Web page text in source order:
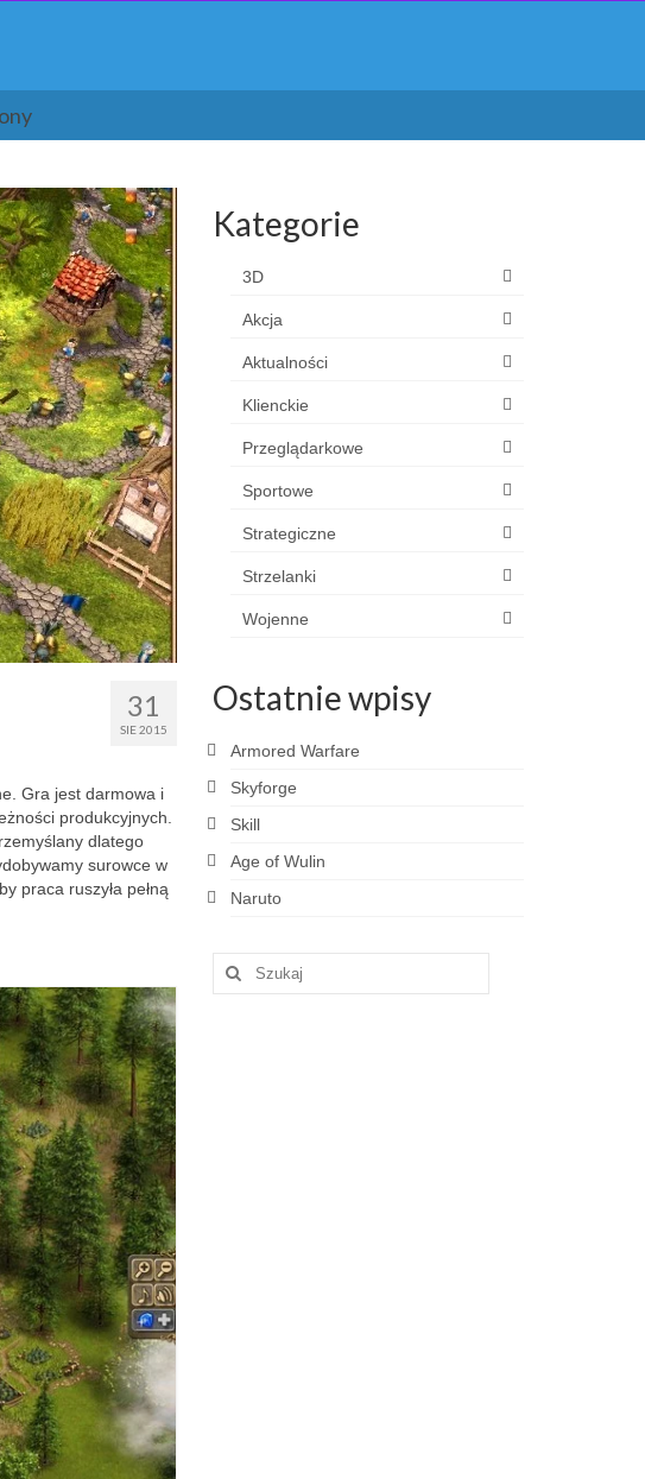
31
SIE 2015
Gra jest darmowa i
produkcyjnych.
dlatego
surowce w
praca ruszyła pełną
Kategorie
3D
Akcja
Aktualności
Klienckie
Przeglądarkowe
Sportowe
Strategiczne
Strzelanki
Wojenne
Ostatnie wpisy
Armored Warfare
Skyforge
Skill
Age of Wulin
Naruto
Szuklaj